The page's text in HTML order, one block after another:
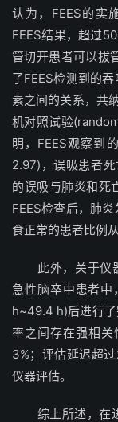
认为，FEES的实
FEES结果，超过
管切开患者可以拔
了FEES检测到的
素之间的关系，共
机对照试验
明，FEES观察到
2.97)，误吸患者
的误吸与肺炎和死
FEES检查后，肺
食正常的患者比例
此外，关于仪
急性脑卒中患者
h~49.4 h)后进行了
率之间存在强相
3%；评估延迟超
仪器评估。
综上所述，在